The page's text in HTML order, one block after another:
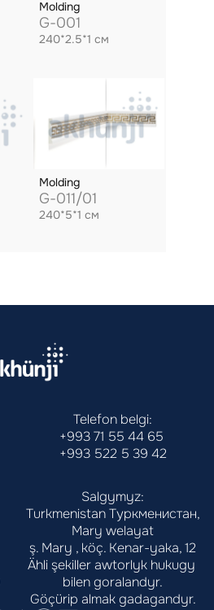
Molding
G-001
240*2.5*1 см
Molding
G-011/01
240*5*1 см
Telefon belgi:
+993 71 55 44 65
+993 522 5 39 42
Salgymyz:
Turkmenistan Туркменистан,
Mary welayat
ş. Mary , köç. Kenar-yaka, 12
Ähli şekiller awtorlyk hukugy
bilen goralandyr.
Göçürip almak gadagandyr.